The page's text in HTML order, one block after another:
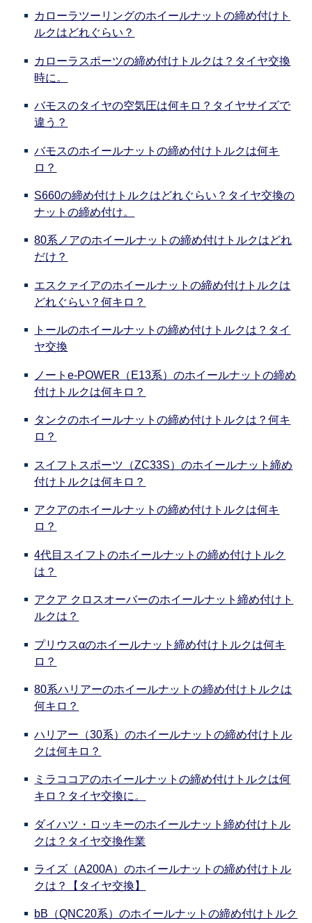
カローラツーリングのホイールナットの締め付けト
ルクはどれぐらい？
カローラスポーツの締め付けトルクは？タイヤ交換
時に。
バモスのタイヤの空気圧は何キロ？タイヤサイズで
違う？
バモスのホイールナットの締め付けトルクは何キ
ロ？
S660の締め付けトルクはどれぐらい？タイヤ交換の
ナットの締め付け。
80系ノアのホイールナットの締め付けトルクはどれ
だけ？
エスクァイアのホイールナットの締め付けトルクは
どれぐらい？何キロ？
トールのホイールナットの締め付けトルクは？タイ
ヤ交換
ノートe-POWER（E13系）のホイールナットの締め
付けトルクは何キロ？
タンクのホイールナットの締め付けトルクは？何キ
ロ？
スイフトスポーツ（ZC33S）のホイールナット締め
付けトルクは何キロ？
アクアのホイールナットの締め付けトルクは何キ
ロ？
4代目スイフトのホイールナットの締め付けトルク
は？
アクア クロスオーバーのホイールナット締め付けト
ルクは？
プリウスαのホイールナット締め付けトルクは何キ
ロ？
80系ハリアーのホイールナットの締め付けトルクは
何キロ？
ハリアー（30系）のホイールナットの締め付けトル
クは何キロ？
ミラココアのホイールナットの締め付けトルクは何
キロ？タイヤ交換に。
ダイハツ・ロッキーのホイールナット締め付けトル
クは？タイヤ交換作業
ライズ（A200A）のホイールナットの締め付けトル
クは？【タイヤ交換】
bB（QNC20系）のホイールナットの締め付けトルク